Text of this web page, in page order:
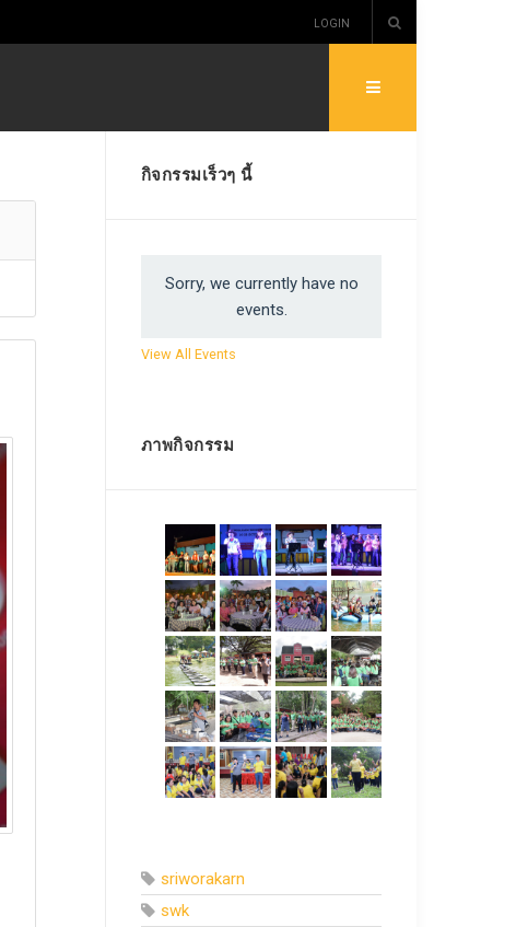
LOGIN
กิจกรรมเร็วๆ นี้
Sorry, we currently have no
events.
View All Events
ภาพกิจกรรม
sriworakarn
swk